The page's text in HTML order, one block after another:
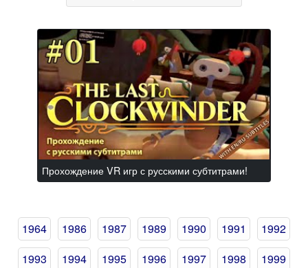
Прохождение VR игр с русскими субтитрами!
1964 1986 1987 1989 1990 1991
1992
1993
1994 1995 1996 1997 1998
1999